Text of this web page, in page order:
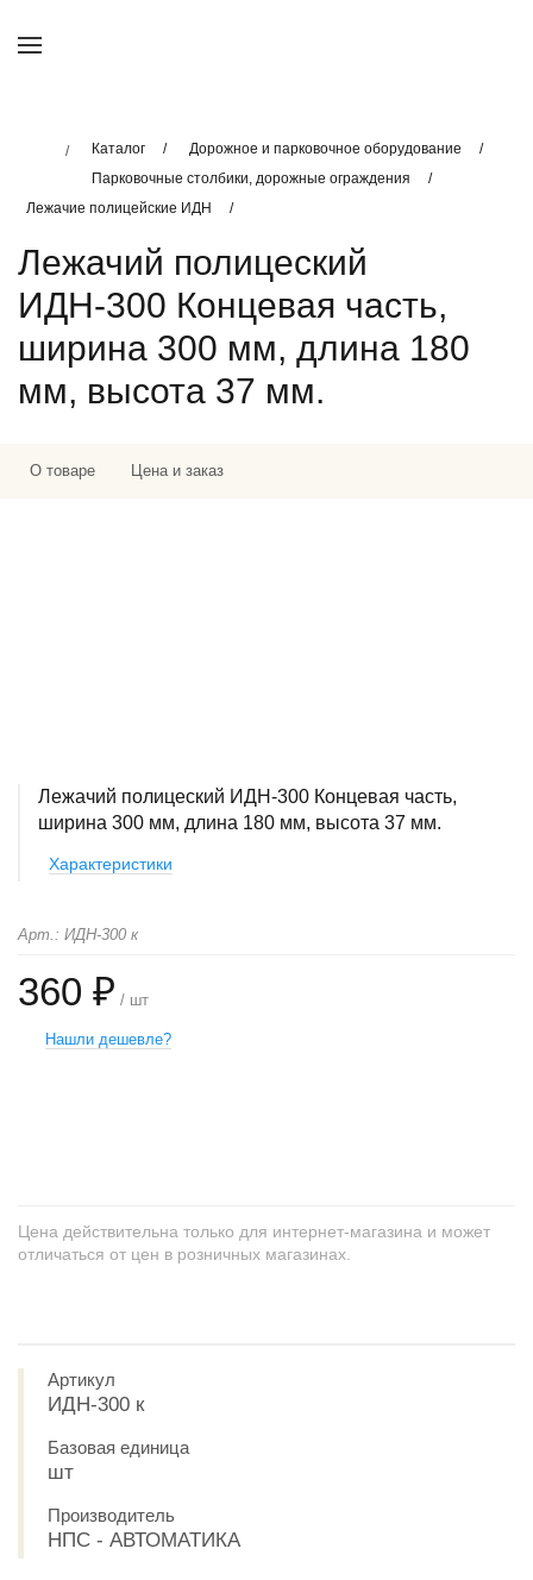
Каталог
Дорожное и парковочное оборудование
Парковочные столбики, дорожные ограждения
Лежачие полицейские ИДН
Лежачий полицеский
ИДН-300 Концевая часть,
ширина 300 мм, длина 180
мм, высота 37 мм.
О товаре Цена и заказ
Лежачий полицеский ИДН-300 Концевая часть,
ширина 300 мм, длина 180 мм, высота 37 мм.
Характеристики
Арт.: ИДН-300 к
360 ₽ / шт
Нашли дешевле?
Цена действительна только для интернет-магазина и может
отличаться от цен в розничных магазинах.
Артикул
ИДН-300 к
Базовая единица
шт
Производитель
НПС - АВТОМАТИКА